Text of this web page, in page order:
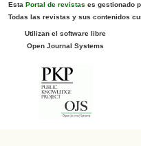
Esta Portal de revistas es gestionado
Todas las revistas y sus contenidos
Utilizan el software libre
Open Journal Systems